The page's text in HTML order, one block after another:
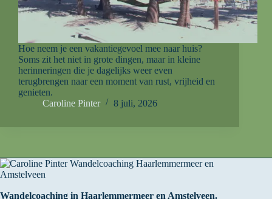
Hoe neem je een vakantiegevoel mee naar huis?
Soms zit het niet in grote dingen, maar in kleine
herinneringen die je dagelijks weer even
terugbrengen naar een moment van rust, vrijheid en
genieten.
Caroline Pinter
8 juli, 2026
Wandelcoaching in Haarlemmermeer en Amstelveen.